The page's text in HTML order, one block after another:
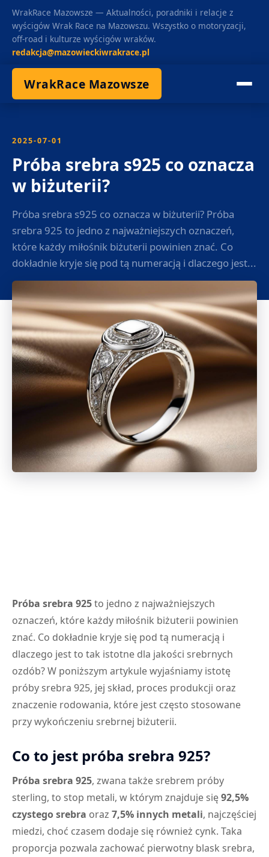
WrakRace Mazowsze — Aktualności, poradniki i relacje z
wyścigów Wrak Race na Mazowszu. Wszystko o motoryzacji,
off-road i kulturze wyścigów wraków.
redakcja@mazowieckiwrakrace.pl
WrakRace Mazowsze
2025-07-01
Próba srebra s925 co oznacza
w biżuterii?
Próba srebra s925 co oznacza w biżuterii? Próba
srebra 925 to jedno z najważniejszych oznaczeń,
które każdy miłośnik biżuterii powinien znać. Co
dokładnie kryje się pod tą numeracją i dlaczego jest...
Próba srebra 925to jedno z najważniejszych
oznaczeń, które każdy miłośnik biżuterii powinien
znać. Co dokładnie kryje się pod tą numeracją i
dlaczego jest to tak istotne dla jakości srebrnych
ozdób? W poniższym artykule wyjaśniamy istotę
próby srebra 925, jej skład, proces produkcji oraz
znaczenie rodowania, które jest często stosowane
przy wykończeniu srebrnej biżuterii.
Co to jest próba srebra 925?
Próba srebra 925, zwana także srebrem próby
sterling, to stop metali, w którym znajduje się92,5%
czystego srebra oraz 7,5% innych metali, najczęściej
miedzi, choć czasem dodaje się również cynk. Taka
proporcja pozwala zachować pierwotny blask srebra,